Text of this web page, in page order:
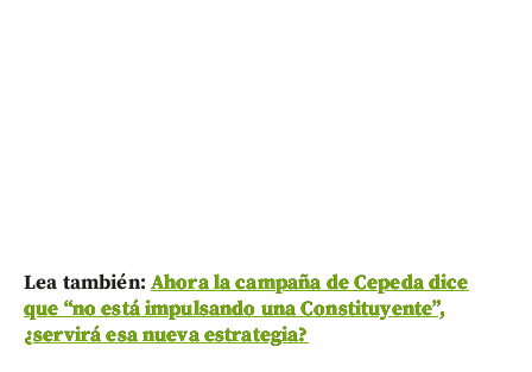
Lea también: Ahora la campaña de Cepeda dice
que “no está impulsando una Constituyente”,
¿servirá esa nueva estrategia?